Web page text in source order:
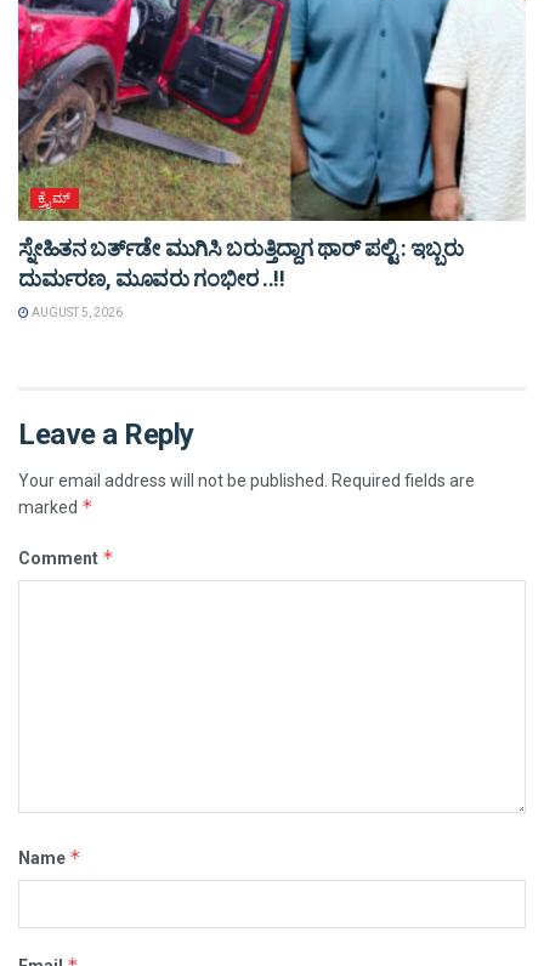
ಕ್ರೈಮ್
ಸ್ನೇಹಿತನ ಬರ್ತ್‌ಡೇ ಮುಗಿಸಿ ಬರುತ್ತಿದ್ದಾಗ ಥಾರ್ ಪಲ್ಟಿ : ಇಬ್ಬರು
ದುರ್ಮರಣ, ಮೂವರು ಗಂಭೀರ ..!!
AUGUST 5, 2026
Leave a Reply
Your email address will not be published. Required fields are
marked *
Comment *
Name *